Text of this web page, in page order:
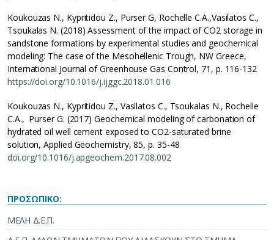
Koukouzas N., Kypritidou Z., Purser G, Rochelle C.A.,Vasilatos C.,
Tsoukalas N. (2018) Assessment of the impact of CO2 storage in
sandstone formations by experimental studies and geochemical
modeling: The case of the Mesohellenic Trough, NW Greece,
International Journal of Greenhouse Gas Control, 71, p. 116-132
https://doi.org/10.1016/j.ijggc.2018.01.016
Koukouzas N., Kypritidou Z., Vasilatos C., Tsoukalas N., Rochelle
C.A., Purser G. (2017) Geochemical modeling of carbonation of
hydrated oil well cement exposed to CO2-saturated brine
solution, Applied Geochemistry, 85, p. 35-48
doi.org/10.1016/j.apgeochem.2017.08.002
ΠΡΟΣΩΠΙΚΟ:
ΜΕΛΗ Δ.Ε.Π.